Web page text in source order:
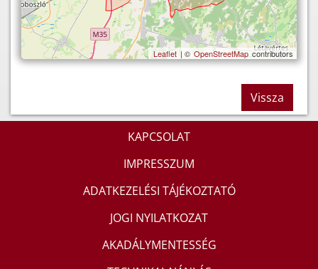
Leaflet | © OpenStreetMap contributors
Vissza
KAPCSOLAT
IMPRESSZUM
ADATKEZELÉSI TÁJÉKOZTATÓ
JOGI NYILATKOZAT
AKADÁLYMENTESSÉG